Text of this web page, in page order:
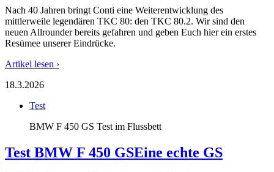
Nach 40 Jahren bringt Conti eine Weiterentwicklung des
mittlerweile legendären TKC 80: den TKC 80.2. Wir sind den
neuen Allrounder bereits gefahren und geben Euch hier ein erstes
Resümee unserer Eindrücke.
Artikel lesen ›
18.3.2026
Test
BMW F 450 GS Test im Flussbett
Test BMW F 450 GSEine echte GS